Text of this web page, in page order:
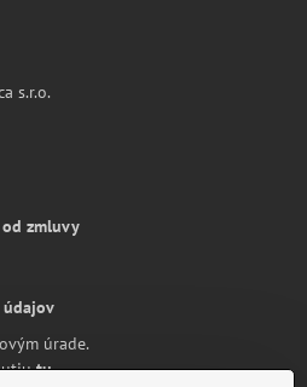
s.r.o.
od zmluvy
údajov
úrade.
tu.